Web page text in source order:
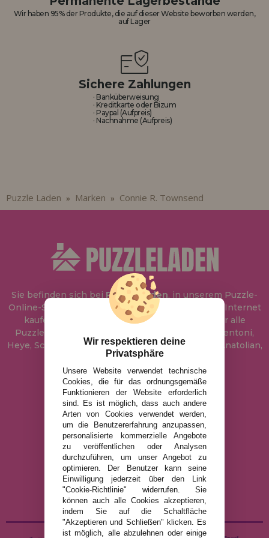
Los gehts! Wir haben auf dich gewartet.
Wir haben 95% der Produkte, die auf dieser Website beworben werden,
auf Lager
Sichere Zahlungen
· Banküberweisung
· Kreditkarte oder Bizum
· Paypal (Aufpreis)
· Nachnahme (Aufpreis)
Puzzle Laden » Marken » Connie R. Townsend
Sie befinden sich bei Puzzle Laden, in unserem Puzzle-
Online-Shop, wo Sie Puzzle zum besten Preis im Internet
kaufen können. In unserem Katalog führen wir alle
Puzzles der Marken Educa, Ravensburger, Clementoni,
Heye, Schmidt, Castorland, Jumbo, Trefl, Piatnik, Anatolian,
Art Puzzle, Gibsons und viele mehr.
info@puzzleladen.de
RECHTLICHE HINWEISE
DATENSCHUTZRICHTLINIE
COOKIE-RICHTLINIE
VERSAND UND RÜCKGABE
RÜCKGABE / WIDERRUF
Wir respektieren deine
Privatsphäre
Unsere Website verwendet technische
Cookies, die für das ordnungsgemäße
Funktionieren der Website erforderlich
sind. Es ist möglich, dass auch andere
Arten von Cookies verwendet werden,
um die Benutzererfahrung anzupassen,
personalisierte kommerzielle Angebote
zu veröffentlichen oder Analysen
durchzuführen, um unser Angebot zu
optimieren. Der Benutzer kann seine
Einwilligung jederzeit über den Link
"Cookie-Richtlinie" widerrufen. Sie
können auch alle Cookies akzeptieren,
indem Sie auf die Schaltfläche
"Akzeptieren und Schließen" klicken. Es
ist möglich, alle abzulehnen oder einige